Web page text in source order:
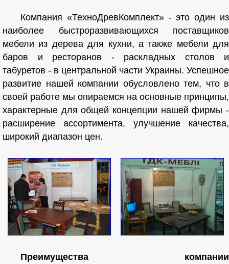
Компания «ТехноДревКомплект» - это один из
наиболее быстроразвивающихся поставщиков
мебели из дерева для кухни, а также мебели для
баров и ресторанов - раскладных столов и
табуретов - в центральной части Украины. Успешное
развитие нашей компании обусловлено тем, что в
своей работе мы опираемся на основные принципы,
характерные для общей концепции нашей фирмы -
расширение ассортимента, улучшение качества,
широкий диапазон цен.
Преимущества компании